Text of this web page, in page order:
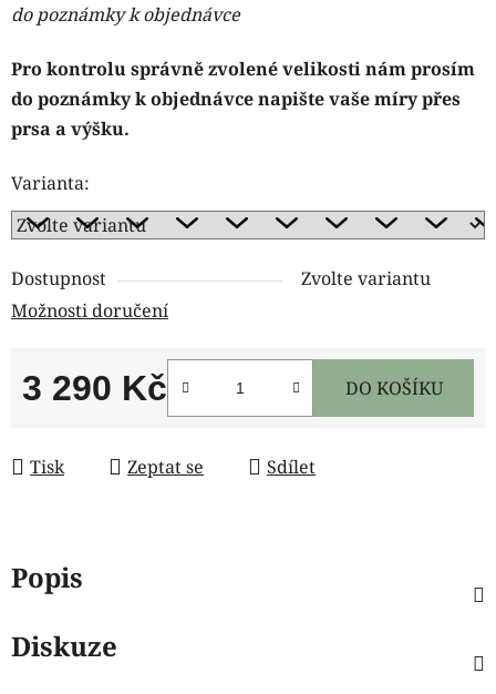
do poznámky k objednávce
Pro kontrolu správně zvolené velikosti nám prosím
do poznámky k objednávce napište vaše míry přes
prsa a výšku.
Varianta:
Dostupnost
Zvolte variantu
Možnosti doručení
3 290 Kč DO KOŠÍKU
Tisk Zeptat se Sdílet
Popis
Diskuze